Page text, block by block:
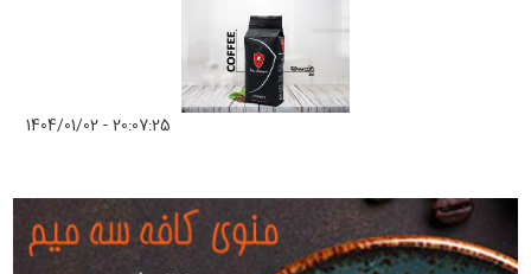
1404/01/02 - 20:07:25